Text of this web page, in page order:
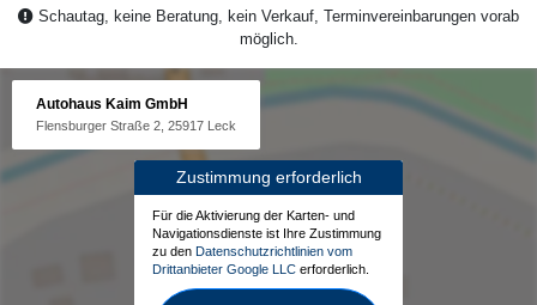
Schautag, keine Beratung, kein Verkauf, Terminvereinbarungen vorab
möglich.
Autohaus Kaim GmbH
Flensburger Straße 2, 25917 Leck
Zustimmung erforderlich
Für die Aktivierung der Karten- und
Navigationsdienste ist Ihre Zustimmung
zu den Datenschutzrichtlinien vom
Drittanbieter Google LLC erforderlich.